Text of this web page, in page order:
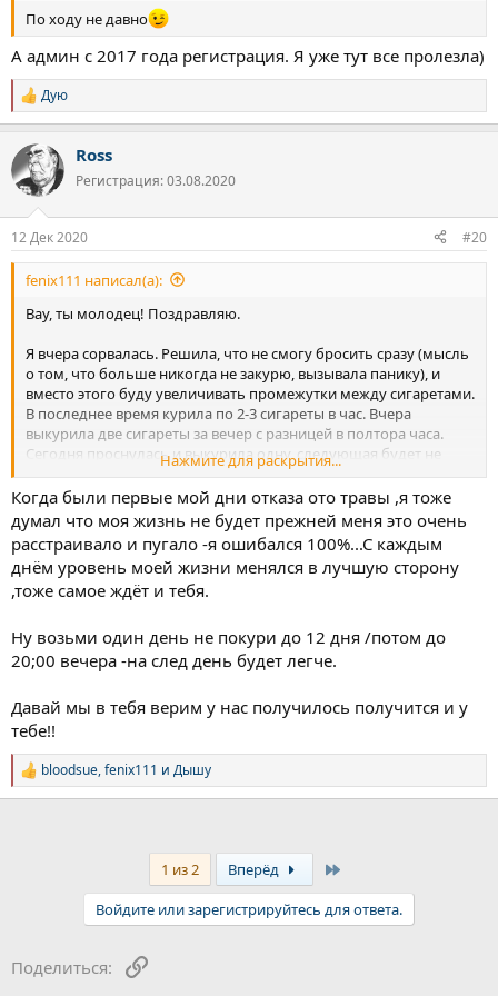
По ходу не давно
А админ с 2017 года регистрация. Я уже тут все пролезла)
Р
е
к
ц
и
Дую
Ross
Регистрация: 03.08.2020
12 Дек 2020 #20
fenix111 написал(а):
Вау, ты молодец! Поздравляю.
Я вчера сорвалась. Решила, что не смогу бросить сразу (мысль
о том, что больше никогда не закурю, вызывала панику), и
вместо этого буду увеличивать промежутки между сигаретами.
В последнее время курила по 2-3 сигареты в час. Вчера
выкурила две сигареты за вечер с разницей в полтора часа.
Сегодня проснулась и выкурила одну, следующая будет не
раньше чем через 2 часа. Предположение такое, что, во-
первых, если сигареты перестанут быть чем-то
автоматическим, будет проще осознать тот факт, что я их курю,
и отказаться от этого, а во-вторых, со временем уровень
никотина в крови будет снижаться, и когда перерыв дойдет до
24 часов, например, то желание закурить будет уже не таким
сильным и я смогу принять тот факт, что следующей сигареты
отказаться сразу, иначе не получится. И я прекрасно понимаю
что это своего рода "торг" с собой. Но я уже пробовала
отказываться сразу и всегда срывалась, поэтому почему бы не
четкое намерение отказаться от этого навсегда.
Спасибо за поддержку и пожелания!
Нажмите для раскрытия...
Когда были первые мой дни отказа ото травы ,я тоже
думал что моя жизнь не будет прежней меня это очень
расстраивало и пугало -я ошибался 100%...С каждым
днём уровень моей жизни менялся в лучшую сторону
,тоже самое ждёт и тебя.
Ну возьми один день не покури до 12 дня /потом до
20;00 вечера -на след день будет легче.
Давай мы в тебя верим у нас получилось получится и у
тебе!!
Р
е
bloodsue,fenix111 и Дышу
1 из 2 Вперёд
Войдите или зарегистрируйтесь для ответа.
Поделиться: Ссылка